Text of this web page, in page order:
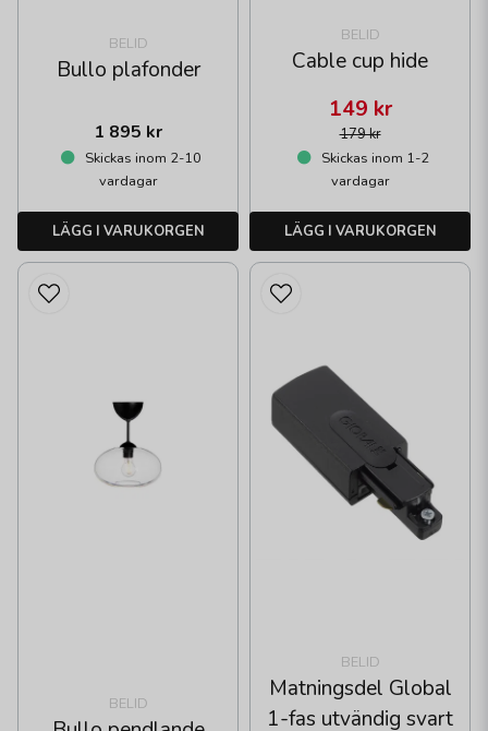
BELID
Bullo plafonder
1 895 kr
Skickas inom 2-10
vardagar
LÄGG I VARUKORGEN
BELID
Cable cup hide
179 kr
149 kr
Skickas inom 1-2
vardagar
LÄGG I VARUKORGEN
BELID
BELID
Matningsdel Global
1-fas utvändig svart